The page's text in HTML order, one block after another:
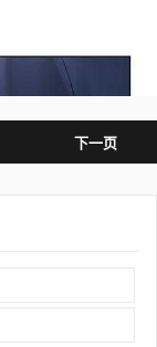
下一页